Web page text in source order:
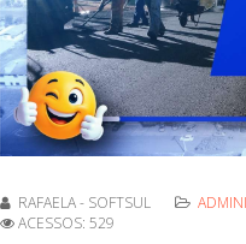
RAFAELA - SOFTSUL
ACESSOS: 529